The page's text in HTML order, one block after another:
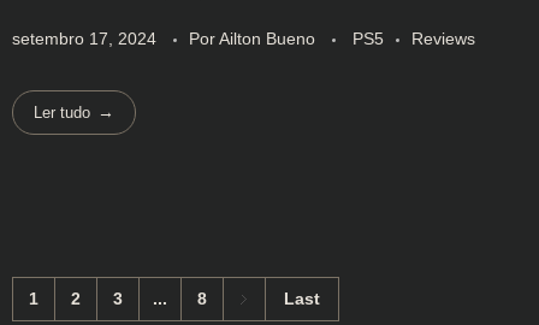
setembro 17, 2024 PorAilton Bueno PS5 Reviews
Ler tudo
1 2 3 ... 8 Last